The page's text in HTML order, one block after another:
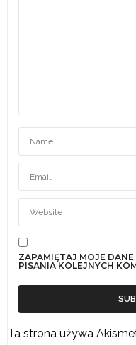
ZAPAMIĘTAJ MOJE
PISANIA KOLEJNYCH
Ta strona używa